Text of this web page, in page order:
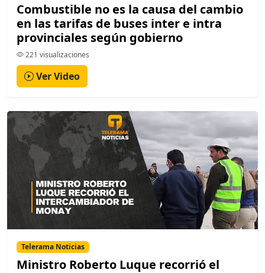
Combustible no es la causa del cambio
en las tarifas de buses inter e intra
provinciales según gobierno
221 visualizaciones
Ver Video
Telerama Noticias
Ministro Roberto Luque recorrió el